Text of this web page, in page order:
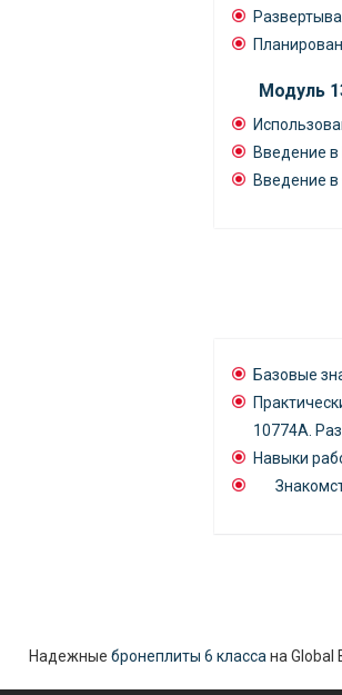
Модуль
Введение
Введение
Базовые
10774A.
Навыки
Надежные бронеплиты 6 класса на Global